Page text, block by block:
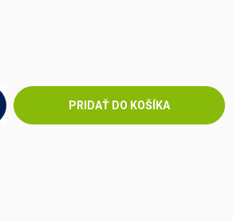
PRIDAŤ DO KOŠÍKA